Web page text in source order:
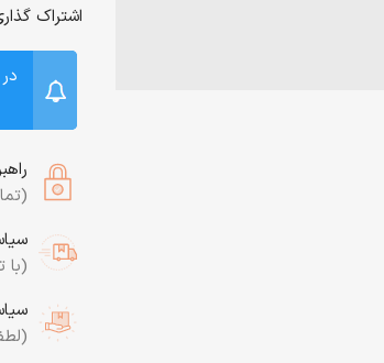
اشتراک
(با